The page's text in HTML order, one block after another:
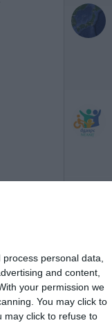
personal data,
and content,
your permission we
You may click to
may click to refuse to